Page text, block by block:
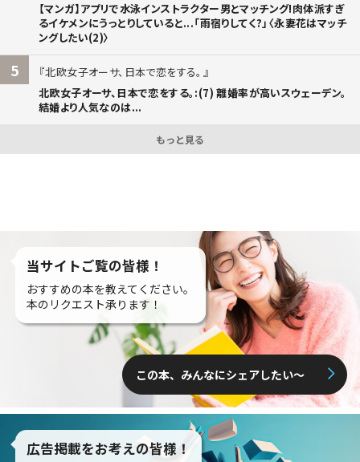
【マンガ】アプリで水泳インストラクター男とマッチング!肉体派すぎ
るイケメンにうっとりしていると...「雨宿りしてく?」〈永妻花はマッチ
ングしたい(2)〉
5
北欧女子オーサ、日本で恋をする。
北欧女子オーサ、日本で恋をする。:(7) 離婚率が高いスウェーデン。
結婚より人気なのは...
もっと見る
当サイトご覧の皆様！
おすすめの本を教えてください。
本のリクエスト承ります！
この本、みんなにシェアしたい〜
広告掲載をお考えの皆様！